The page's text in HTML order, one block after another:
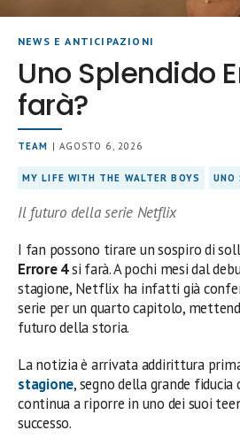
NEWS E ANTICIPAZIONI
Uno Splendido
farà?
TEAM | AGOSTO 6, 2026
MY LIFE WITH THE WALTER BOYS UNO
Il futuro della serie Netflix
I fan possono tirare un sospiro di
Errore 4si farà. A pochi mesi dal
stagione, Netflix ha infatti già
serie per un quarto capitolo,
futuro della storia.
La notizia è arrivata addirittura
stagione, segno della grande
continua a riporre in uno dei suoi
successo.